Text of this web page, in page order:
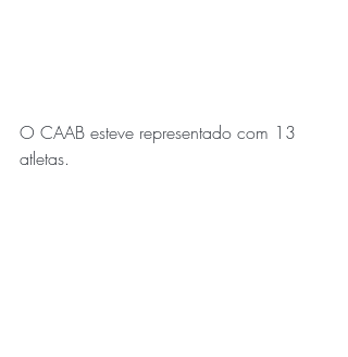
O CAAB esteve representado com 13
atletas.